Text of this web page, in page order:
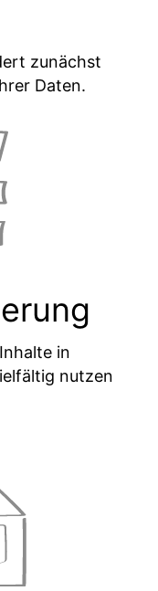
zunächst
Daten.
in
nutzen